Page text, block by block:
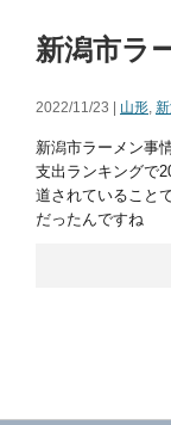
新潟市ラ
2022/11/23 | 山形,
新潟市ラーメン事
支出ランキングで
道されていること
だったんですね